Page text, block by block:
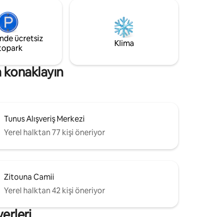
ücretsiz
Klima
Tunus Alışveriş Merkezi
Yerel halktan 77 kişi öneriyor
Zitouna Camii
Yerel halktan 42 kişi öneriyor